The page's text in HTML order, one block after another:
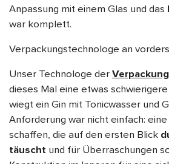
Anpassung mit einem Glas und das
war komplett.
Verpackungstechnologe an
Unser Technologe der
dieses Mal eine etwas
wiegt ein Gin mit Tonicwasser und
Anforderung war nicht einfach:
schaffen, die auf den ersten Blick
täuscht und für Überraschungen